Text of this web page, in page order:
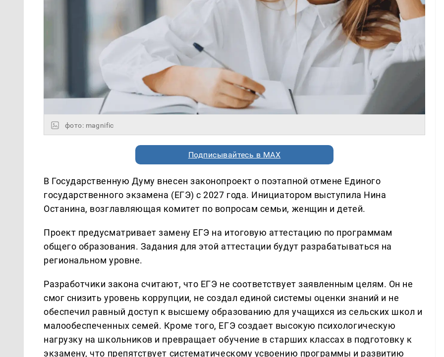
фото: magnific
Подписывайтесь в MAX
В Государственную Думу внесен законопроект о поэтапной отмене Единого
государственного экзамена (ЕГЭ) с 2027 года. Инициатором выступила Нина
Останина, возглавляющая комитет по вопросам семьи, женщин и детей.
Проект предусматривает замену ЕГЭ на итоговую аттестацию по программам
общего образования. Задания для этой аттестации будут разрабатываться на
региональном уровне.
Разработчики закона считают, что ЕГЭ не соответствует заявленным целям. Он не
смог снизить уровень коррупции, не создал единой системы оценки знаний и не
обеспечил равный доступ к высшему образованию для учащихся из сельских школ и
малообеспеченных семей. Кроме того, ЕГЭ создает высокую психологическую
нагрузку на школьников и превращает обучение в старших классах в подготовку к
экзамену, что препятствует систематическому усвоению программы и развитию